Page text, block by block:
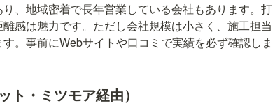
、地域密着で長年営業している会社もあります。打
感は魅力です。ただし会社規模は小さく、施工担当
。事前にWebサイトや口コミで実績を必ず確認しま
・ミツモア経由）